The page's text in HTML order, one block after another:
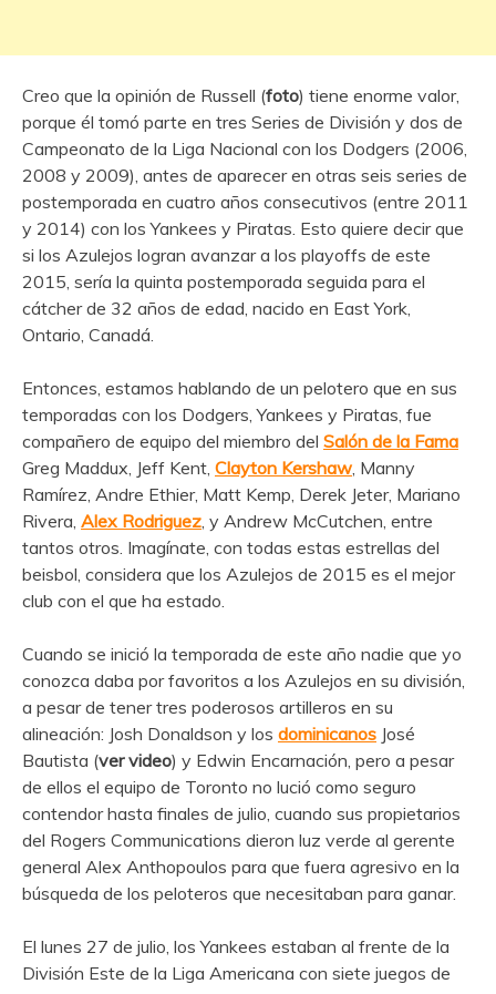
Creo que la opinión de Russell (foto) tiene enorme valor,
porque él tomó parte en tres Series de División y dos de
Campeonato de la Liga Nacional con los Dodgers (2006,
2008 y 2009), antes de aparecer en otras seis series de
postemporada en cuatro años consecutivos (entre 2011
y 2014) con los Yankees y Piratas. Esto quiere decir que
si los Azulejos logran avanzar a los playoffs de este
2015, sería la quinta postemporada seguida para el
cátcher de 32 años de edad, nacido en East York,
Ontario, Canadá.
Entonces, estamos hablando de un pelotero que en sus
temporadas con los Dodgers, Yankees y Piratas, fue
compañero de equipo del miembro del Salón de la Fama
Greg Maddux, Jeff Kent, Clayton Kershaw, Manny
Ramírez, Andre Ethier, Matt Kemp, Derek Jeter, Mariano
Rivera, Alex Rodriguez, y Andrew McCutchen, entre
tantos otros. Imagínate, con todas estas estrellas del
beisbol, considera que los Azulejos de 2015 es el mejor
club con el que ha estado.
Cuando se inició la temporada de este año nadie que yo
conozca daba por favoritos a los Azulejos en su división,
a pesar de tener tres poderosos artilleros en su
alineación: Josh Donaldson y los dominicanos José
Bautista (ver video) y Edwin Encarnación, pero a pesar
de ellos el equipo de Toronto no lució como seguro
contendor hasta finales de julio, cuando sus propietarios
del Rogers Communications dieron luz verde al gerente
general Alex Anthopoulos para que fuera agresivo en la
búsqueda de los peloteros que necesitaban para ganar.
El lunes 27 de julio, los Yankees estaban al frente de la
División Este de la Liga Americana con siete juegos de